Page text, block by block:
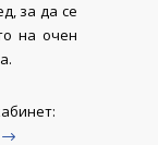
за да се
на очен